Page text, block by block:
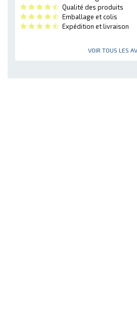
Qualité des produits
Emballage et colis
Expédition et livraison
VOIR TOUS LES